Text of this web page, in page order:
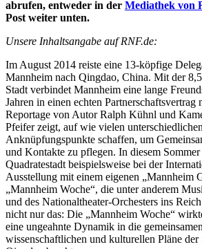
abrufen, entweder in der Mediathek von
Post weiter unten.
Unsere Inhaltsangabe auf RNF.de:
Im August 2014 reiste eine 13-köpfige
Mannheim nach Qingdao, China. Mit der
Stadt verbindet Mannheim eine lange
Jahren in einen echten
Reportage von Autor Ralph Kühnl und
Pfeifer zeigt, auf wie vielen
Anknüpfungspunkte schaffen, um
und Kontakte zu pflegen. In diesem
Quadratestadt beispielsweise bei der
Ausstellung mit einem eigenen „Mannheim
„Mannheim Woche“, die unter anderem
und des Nationaltheater-Orchesters ins
nicht nur das: Die „Mannheim Woche“
eine ungeahnte Dynamik in die
wissenschaftlichen und kulturellen Pläne